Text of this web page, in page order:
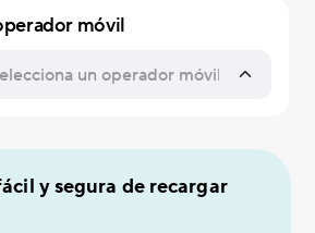
móvil
y segura de recargar